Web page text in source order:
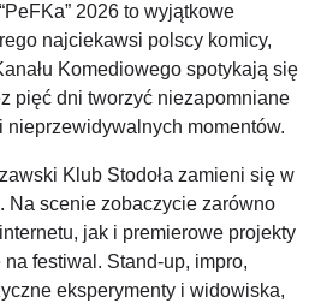
2026 to wyjątkowe
najciekawsi polscy komicy,
Komediowego spotykają się
pięć dni tworzyć niezapomniane
nieprzewidywalnych momentów.
Klub Stodoła zamieni się w
Na scenie zobaczycie zarówno
jak i premierowe projekty
festiwal. Stand-up, impro,
eksperymenty i widowiska,